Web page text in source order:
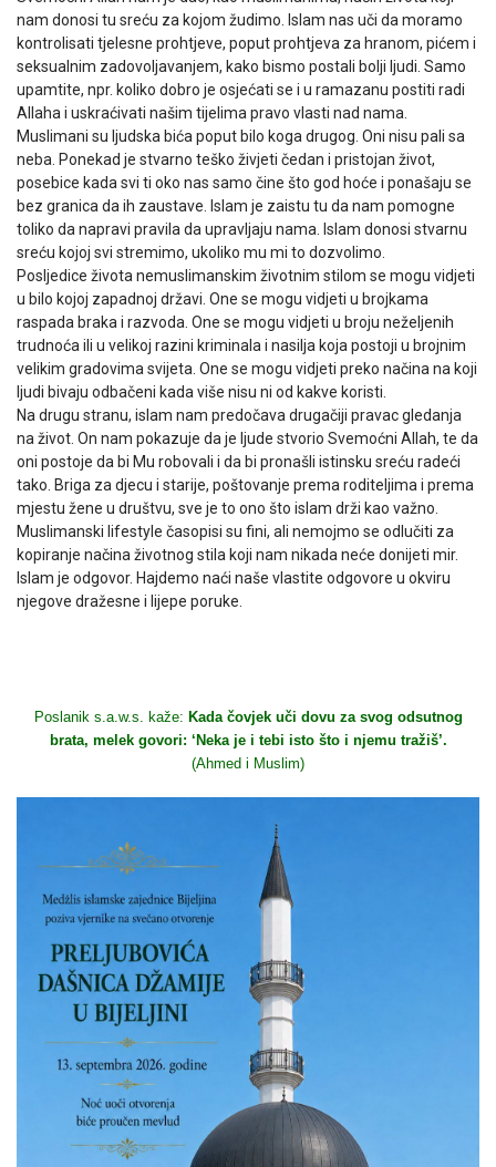
nam donosi tu sreću za kojom žudimo. Islam nas uči da moramo
kontrolisati tjelesne prohtjeve, poput prohtjeva za hranom, pićem i
seksualnim zadovoljavanjem, kako bismo postali bolji ljudi. Samo
upamtite, npr. koliko dobro je osjećati se i u ramazanu postiti radi
Allaha i uskraćivati našim tijelima pravo vlasti nad nama.
Muslimani su ljudska bića poput bilo koga drugog. Oni nisu pali sa
neba. Ponekad je stvarno teško živjeti čedan i pristojan život,
posebice kada svi ti oko nas samo čine što god hoće i ponašaju se
bez granica da ih zaustave. Islam je zaistu tu da nam pomogne
toliko da napravi pravila da upravljaju nama. Islam donosi stvarnu
sreću kojoj svi stremimo, ukoliko mu mi to dozvolimo.
Posljedice života nemuslimanskim životnim stilom se mogu vidjeti
u bilo kojoj zapadnoj državi. One se mogu vidjeti u brojkama
raspada braka i razvoda. One se mogu vidjeti u broju neželjenih
trudnoća ili u velikoj razini kriminala i nasilja koja postoji u brojnim
velikim gradovima svijeta. One se mogu vidjeti preko načina na koji
ljudi bivaju odbačeni kada više nisu ni od kakve koristi.
Na drugu stranu, islam nam predočava drugačiji pravac gledanja
na život. On nam pokazuje da je ljude stvorio Svemoćni Allah, te da
oni postoje da bi Mu robovali i da bi pronašli istinsku sreću radeći
tako. Briga za djecu i starije, poštovanje prema roditeljima i prema
mjestu žene u društvu, sve je to ono što islam drži kao važno.
Muslimanski lifestyle časopisi su fini, ali nemojmo se odlučiti za
kopiranje načina životnog stila koji nam nikada neće donijeti mir.
Islam je odgovor. Hajdemo naći naše vlastite odgovore u okviru
njegove dražesne i lijepe poruke.
Poslanik s.a.w.s. kaže: Kada čovjek uči dovu za svog odsutnog
brata, melek govori: ‘Neka je i tebi isto što i njemu tražiš’.
(Ahmed i Muslim)